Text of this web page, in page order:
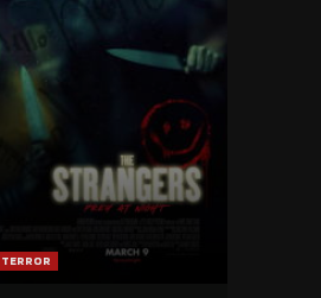
TERROR